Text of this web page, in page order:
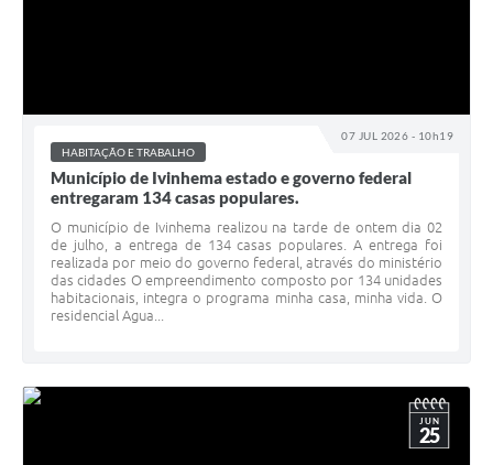
07 JUL 2026 - 10h19
HABITAÇÃO E TRABALHO
Município de Ivinhema estado e governo federal
entregaram 134 casas populares.
O município de Ivinhema realizou na tarde de ontem dia 02
de julho, a entrega de 134 casas populares. A entrega foi
realizada por meio do governo federal, através do ministério
das cidades O empreendimento composto por 134 unidades
habitacionais, integra o programa minha casa, minha vida. O
residencial Agua...
JUN
25